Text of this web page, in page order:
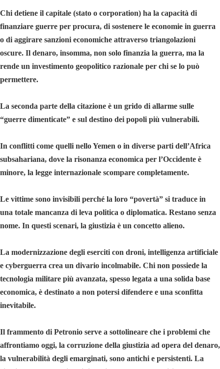
Chi detiene il capitale (stato o corporation) ha la capacità di
finanziare guerre per procura, di sostenere le economie in guerra
o di aggirare sanzioni economiche attraverso triangolazioni
oscure. Il denaro, insomma, non solo finanzia la guerra, ma la
rende un investimento geopolitico razionale per chi se lo può
permettere.
La seconda parte della citazione è un grido di allarme sulle
“guerre dimenticate” e sul destino dei popoli più vulnerabili.
In conflitti come quelli nello Yemen o in diverse parti dell’Africa
subsahariana, dove la risonanza economica per l’Occidente è
minore, la legge internazionale scompare completamente.
Le vittime sono invisibili perché la loro “povertà” si traduce in
una totale mancanza di leva politica o diplomatica. Restano senza
nome. In questi scenari, la giustizia è un concetto alieno.
La modernizzazione degli eserciti con droni, intelligenza artificiale
e cyberguerra crea un divario incolmabile. Chi non possiede la
tecnologia militare più avanzata, spesso legata a una solida base
economica, è destinato a non potersi difendere e una sconfitta
inevitabile.
Il frammento di Petronio serve a sottolineare che i problemi che
affrontiamo oggi, la corruzione della giustizia ad opera del denaro,
la vulnerabilità degli emarginati, sono antichi e persistenti. La